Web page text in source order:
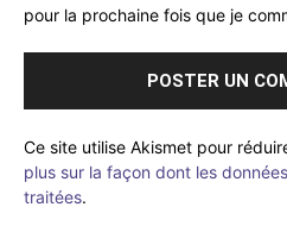
pour la prochaine fois que je
Ce site utilise Akismet pour
plus sur la façon dont les
traitées.